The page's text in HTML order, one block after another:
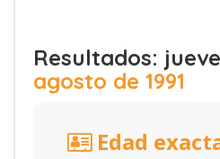
Resultados:
agosto de 1991
Edad